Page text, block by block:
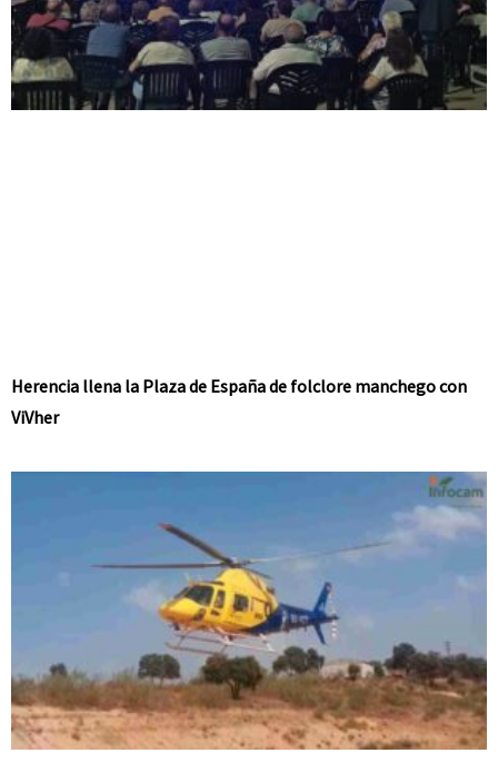
Herencia llena la Plaza de España de folclore manchego con
ViVher